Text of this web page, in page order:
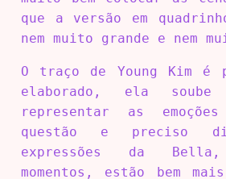
que a versão em
nem muito grande e nem
O traço de Young Kim é
elaborado, ela soube
representar as
questão e preciso
expressões da
momentos, estão bem